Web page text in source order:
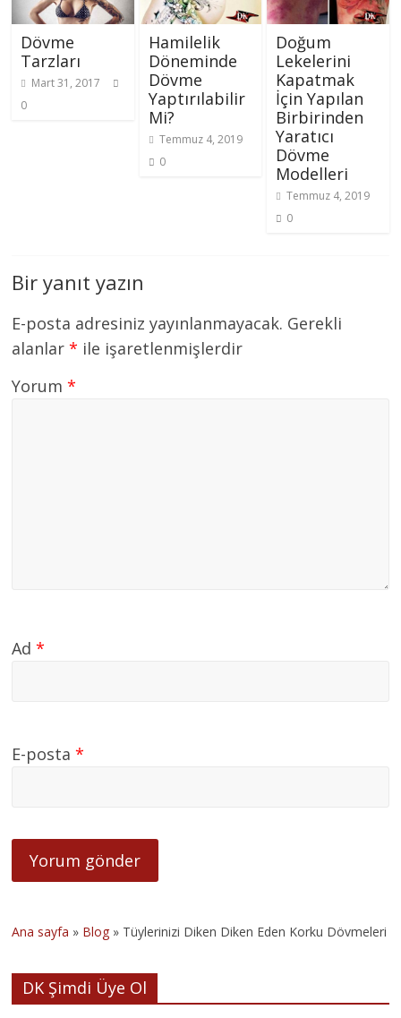
Dövme
Tarzları
Mart 31, 2017
0
Hamilelik
Döneminde
Dövme
Yaptırılabilir
Mi?
Temmuz 4, 2019
0
Doğum
Lekelerini
Kapatmak
İçin Yapılan
Birbirinden
Yaratıcı
Dövme
Modelleri
Temmuz 4, 2019
0
Bir yanıt yazın
E-posta adresiniz yayınlanmayacak. Gerekli
alanlar* ile işaretlenmişlerdir
Yorum*
Ad*
E-posta*
Ana sayfa » Blog » Tüylerinizi Diken Diken Eden Korku Dövmeleri
DK Şimdi Üye Ol